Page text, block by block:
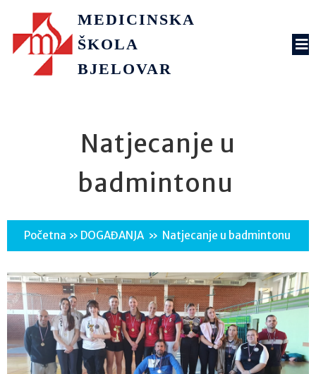
MEDICINSKA
ŠKOLA
BJELOVAR
Natjecanje u
badmintonu
Početna » DOGAĐANJA » Natjecanje u badmintonu